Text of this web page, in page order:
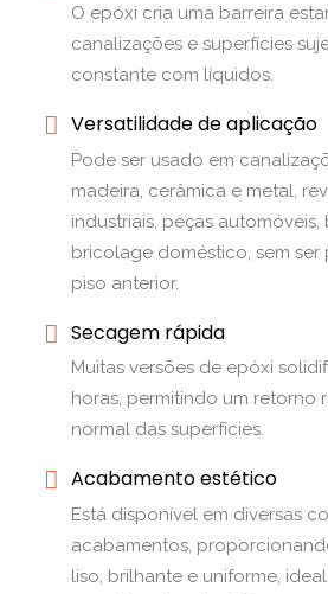
O epóxi cria uma barreira
canalizações e superfícies
constante com líquidos.
Versatilidade de aplicação
Pode ser usado em
madeira, cerâmica e metal,
industriais, peças
bricolage doméstico, sem ser
piso anterior.
Secagem rápida
Muitas versões de epóxi
horas, permitindo um retorno
normal das superfícies.
Acabamento estético
Está disponível em diversas
acabamentos,
liso, brilhante e uniforme,